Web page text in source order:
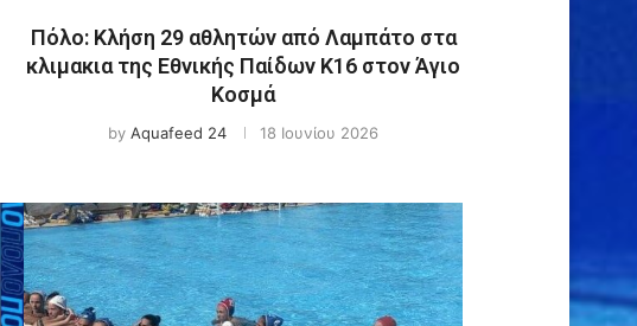
Πόλο: Κλήση 29 αθλητών από Λαμπάτο στα
κλιμακια της Εθνικής Παίδων Κ16 στον Άγιο
Κοσμά
by Aquafeed 24 18 Ιουνίου 2026